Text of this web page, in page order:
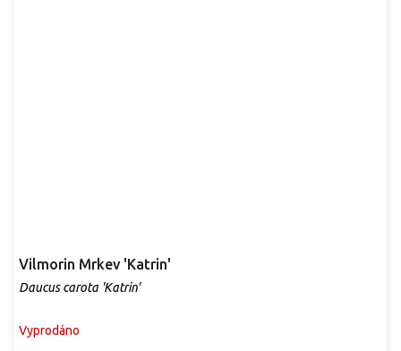
Vilmorin Mrkev 'Katrin'
Daucus carota 'Katrin'
Vyprodáno